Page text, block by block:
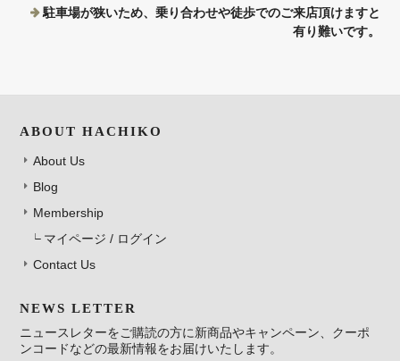
駐車場が狭いため、乗り合わせや徒歩でのご来店頂けますと
有り難いです。
ABOUT HACHIKO
About Us
Blog
Membership
マイページ / ログイン
Contact Us
NEWS LETTER
ニュースレターをご購読の方に新商品やキャンペーン、クーポ
ンコードなどの最新情報をお届けいたします。